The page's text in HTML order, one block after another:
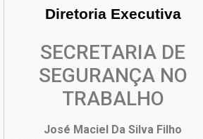
Diretoria Executiva
SECRETARIA DE
SEGURANÇA NO
TRABALHO
José Maciel Da Silva Filho